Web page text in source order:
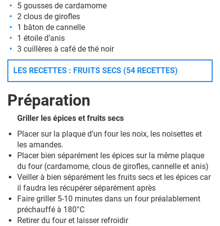
5 gousses de cardamome
2 clous de girofles
1 bâton de cannelle
1 étoile d’anis
3 cuillères à café de thé noir
LES RECETTES : FRUITS SECS (54 RECETTES)
Préparation
Griller les épices et fruits secs
Placer sur la plaque d’un four les noix, les noisettes et
les amandes.
Placer bien séparément les épices sur la même plaque
du four (cardamome, clous de girofles, cannelle et anis)
Veiller à bien séparément les fruits secs et les épices car
il faudra les récupérer séparément après
Faire griller 5-10 minutes dans un four préalablement
préchauffé à 180°C
Retirer du four et laisser refroidir